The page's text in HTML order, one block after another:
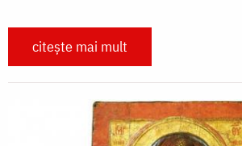
citește mai mult